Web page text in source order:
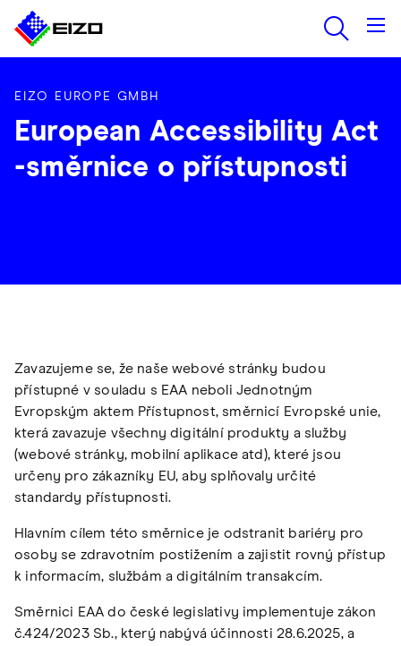
EIZO EUROPE GMBH
European Accessibility Act
-směrnice o přístupnosti
Zavazujeme se, že naše webové stránky budou
přístupné v souladu s EAA neboli Jednotným
Evropským aktem Přístupnost, směrnicí Evropské unie,
která zavazuje všechny digitální produkty a služby
(webové stránky, mobilní aplikace atd), které jsou
určeny pro zákazníky EU, aby splňovaly určité
standardy přístupnosti.
Hlavním cílem této směrnice je odstranit bariéry pro
osoby se zdravotním postižením a zajistit rovný přístup
k informacím, službám a digitálním transakcím.
Směrnici EAA do české legislativy implementuje zákon
č.424/2023 Sb., který nabývá účinnosti 28.6.2025, a